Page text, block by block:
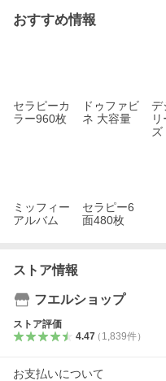
おすすめ情報
セラピーカ
ラー960枚
ドゥファビ
ネ 大容量
デ
ズ
ミッフィー
アルバム
セラピー6
面480枚
ストア情報
フエルショップ
ストア評価
4.47（ 1,839件）
お支払いについて